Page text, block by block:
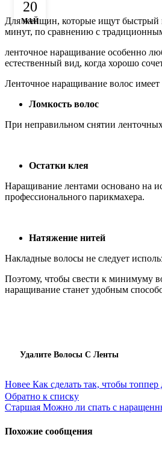
20
МАЙ
Для женщин, которые ищут быстрый
минут, по сравнению с
ленточное наращивание особенно
естественный вид, когда хорошо
Ленточное наращивание волос
Ломкость волос
При неправильном снятии
Остатки клея
Наращивание лентами основано на
профессионального парикмахера.
Натяжение нитей
Накладные волосы не следует
Поэтому, чтобы свести к минимуму
наращивание станет удобным
Удалите Волосы С Ленты
Новее Как сделать так, чтобы топпер
Обратно к списку
Старшая Можно ли спать с
Похожие сообщения